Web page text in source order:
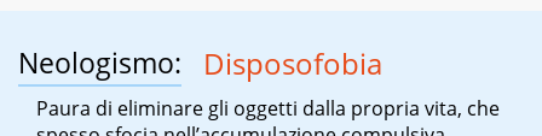
Neologismo: Disposofobia
Paura di eliminare gli oggetti dalla propria vita, che